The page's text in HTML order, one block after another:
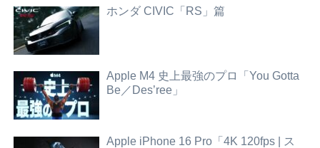
ホンダ CIVIC「RS」篇
Apple M4 史上最強のプロ「You Gotta
Be／Des’ree」
Apple iPhone 16 Pro「4K 120fps | ス